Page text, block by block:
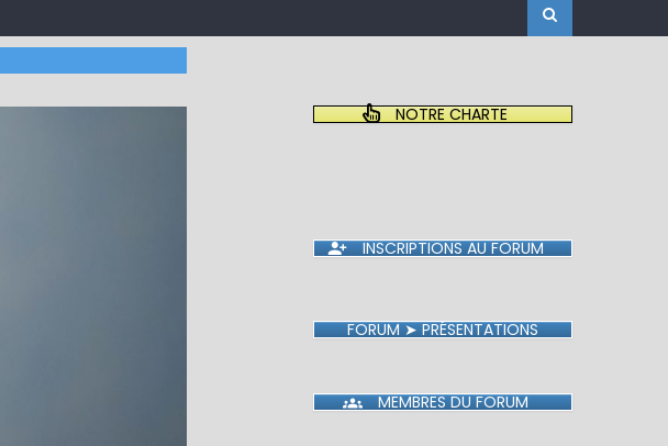
NOTRE CHARTE
INSCRIPTIONS AU FORUM
FORUM ➤ PRÉSENTATIONS
MEMBRES DU FORUM